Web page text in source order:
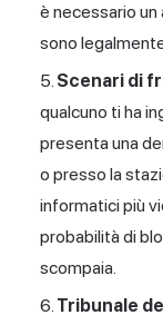
è necessario un
sono
Scenari di
qualcuno ti ha
presenta una
o presso la
informatici più
probabilità di
scompaia.
Tribunale